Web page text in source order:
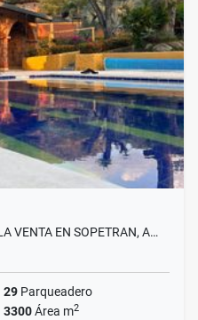
VENTA EN SOPETRAN, A…
29 Parqueadero
3300Área m2